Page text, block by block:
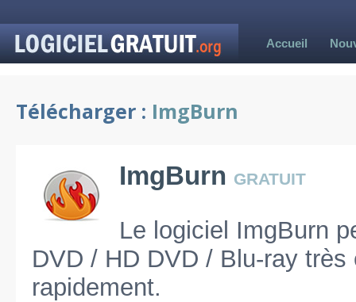
Accueil
Télécharger : ImgBurn
ImgBurn gratuit
Le logiciel ImgBurn
DVD / HD DVD / Blu-ray
rapidement.